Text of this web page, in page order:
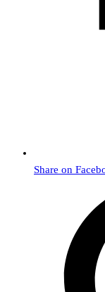
Share on